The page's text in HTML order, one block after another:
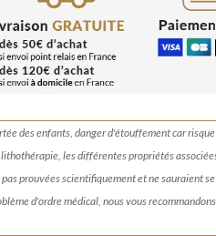
des enfants, danger d'étouffement car risque
lithothérapie, les différentes propriétés
prouvées scientifiquement et ne sauraient
d'ordre médical, nous vous